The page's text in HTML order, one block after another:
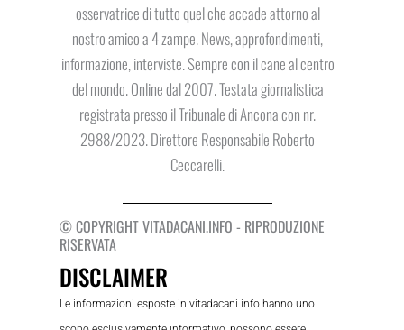
osservatrice di tutto quel che accade attorno al
nostro amico a 4 zampe. News, approfondimenti,
informazione, interviste. Sempre con il cane al centro
del mondo. Online dal 2007. Testata giornalistica
registrata presso il Tribunale di Ancona con nr.
2988/2023. Direttore Responsabile Roberto
Ceccarelli.
© COPYRIGHT VITADACANI.INFO - RIPRODUZIONE
RISERVATA
DISCLAIMER
Le informazioni esposte in vitadacani.info hanno uno